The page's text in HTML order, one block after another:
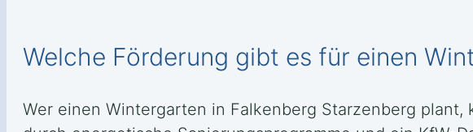
Welche Förderung gibt es für einen
Wer einen Wintergarten in Falkenberg Starzenberg